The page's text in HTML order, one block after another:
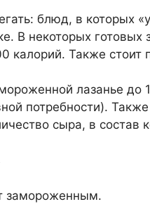
блюд, в которых
В некоторых
калорий. Также стоит
лазанье
потребности).
сыра, в
замороженным.